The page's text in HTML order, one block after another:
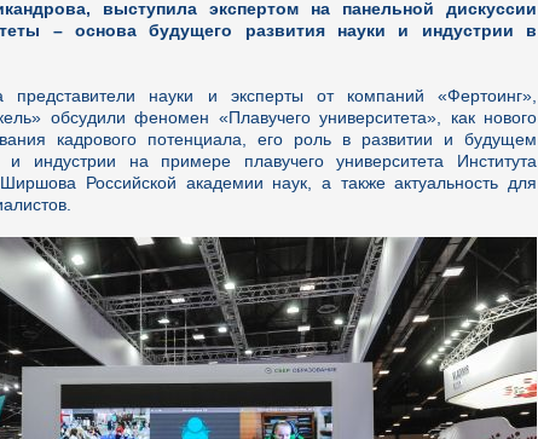
выступила экспертом на панельной дискуссии
– основа будущего развития науки и индустрии в
науки и эксперты от компаний «Фертоинг»,
обсудили феномен «Плавучего университета», как нового
кадрового потенциала, его роль в развитии и будущем
и индустрии на примере плавучего университета Института
Российской академии наук, а также актуальность для